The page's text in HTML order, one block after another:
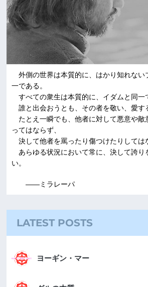
外側の世界は本質的に、はかり知れない
一である。
すべての衆生は本質的に、イダムと同一
誰と出会おうとも、その者を敬い、愛す
たとえ一瞬でも、他者に対して悪意や敵
ってはならず、
決して他者を罵ったり傷つけたりしては
あらゆる状況において常に、決して誇り
い。
――ミラレーパ
LATEST POSTS
ヨーギン・マー